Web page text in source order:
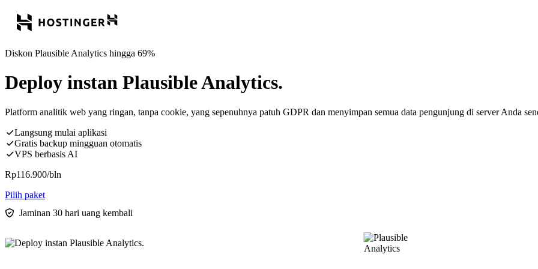
Diskon Plausible Analytics hingga 69%
Deploy instan Plausible Analytics.
Platform analitik web yang ringan, tanpa cookie, yang sepenuhnya patuh GDPR dan menyimpan semua data pengunjung di server Anda
Langsung mulai aplikasi
Gratis backup mingguan otomatis
VPS berbasis AI
Rp116.900/bln
Pilih paket
Jaminan 30 hari uang kembali